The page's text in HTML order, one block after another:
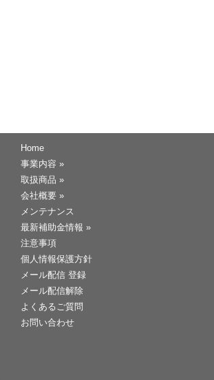
Home
事業内容 »
取扱商品 »
会社概要 »
メンテナンス
最新補助金情報 »
注意事項
個人情報保護方針
メール配信 登録
メール配信解除
よくあるご質問
お問い合わせ